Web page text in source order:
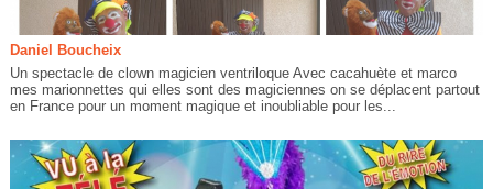
Daniel Boucheix
Un spectacle de clown magicien ventriloque Avec cacahuète et marco
mes marionnettes qui elles sont des magiciennes on se déplacent partout
en France pour un moment magique et inoubliable pour les...